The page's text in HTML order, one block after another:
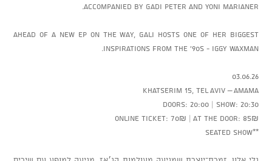
accompanied by Gadi Peter and Yoni Marianer.
Ahead of a new EP on the way, Gali hosts one of her biggest
inspirations from the ’90s - Iggy Waxman.
03.06.26
Khatserim 15, Tel Aviv – AMAMA
Doors: 20:00 | Show: 20:30
Online ticket: 70₪ | At the door: 85₪
**Seated show